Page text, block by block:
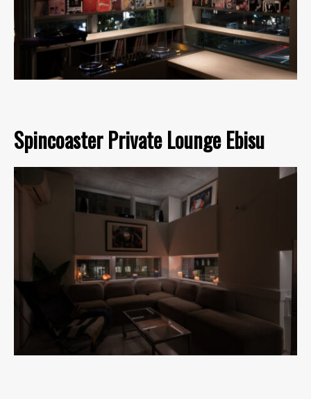
Spincoaster Private Lounge Ebisu